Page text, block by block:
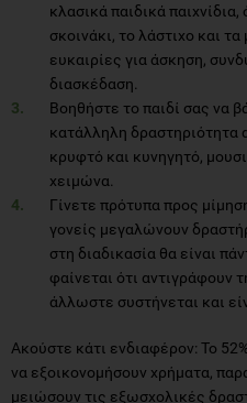
κλασικά παιδικά
σκοινάκι, το λάστιχο και
ευκαιρίες για άσκηση,
διασκέδαση.
Βοηθήστε το παιδί σας να
κατάλληλη δραστηριότητα
κρυφτό και κυνηγητό,
χειμώνα.
Γίνετε πρότυπα προς
γονείς μεγαλώνουν
στη διαδικασία θα είναι
φαίνεται ότι
άλλωστε συστήνεται και
Ακούστε κάτι ενδιαφέρον: Το
να εξοικονομήσουν χρήματα,
μειώσουν τις εξωσχολικές